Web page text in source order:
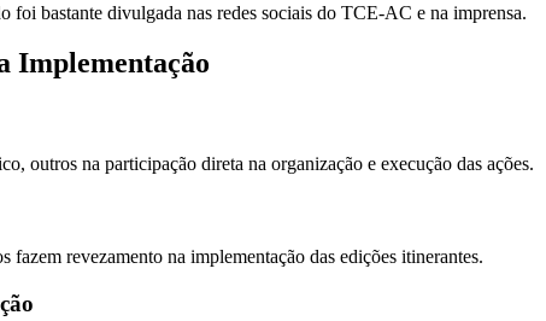
bastante divulgada nas redes sociais do TCE-AC e na imprensa.
Implementação
outros na participação direta na organização e execução das ações.
revezamento na implementação das edições itinerantes.